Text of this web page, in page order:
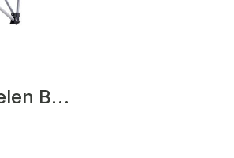
Fawn Campingstoelen Blauw